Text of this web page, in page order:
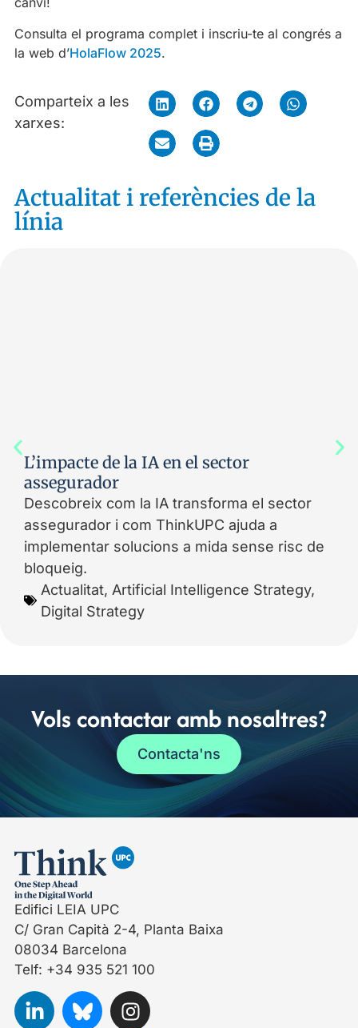
Consulta el programa complet i inscriu-te al congrés a
la web d’HolaFlow 2025.
Comparteix a les
xarxes:
Actualitat i referències de la
línia
L’impacte de la IA en el sector
assegurador
Descobreix com la IA transforma el sector
assegurador i com ThinkUPC ajuda a
implementar solucions a mida sense risc de
bloqueig.
Actualitat, Artificial Intelligence Strategy,
Digital Strategy
Vols contactar amb nosaltres?
Contacta'ns
Edifici LEIA UPC
C/ Gran Capità 2-4, Planta Baixa
08034 Barcelona
Telf: +34 935 521 100